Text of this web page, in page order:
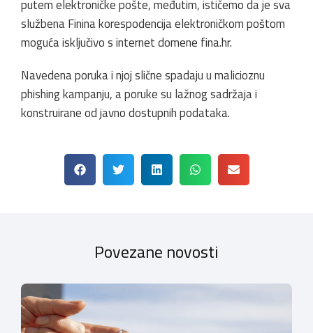
putem elektroničke pošte, međutim, ističemo da je sva
službena Finina korespodencija elektroničkom poštom
moguća isključivo s internet domene fina.hr.
Navedena poruka i njoj slične spadaju u malicioznu
phishing kampanju, a poruke su lažnog sadržaja i
konstruirane od javno dostupnih podataka.
Povezane novosti